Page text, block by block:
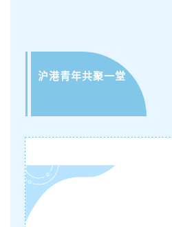
沪港青年共聚一堂